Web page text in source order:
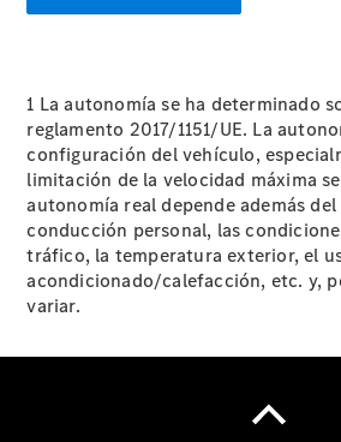
nosotros
Concesionario
1 La autonomía se ha determinado
reglamento 2017/1151/UE. La
configuración del vehículo,
limitación de la velocidad máxima
autonomía real depende además
conducción personal, las
tráfico, la temperatura exterior, el
acondicionado/calefacción, etc. y,
variar.